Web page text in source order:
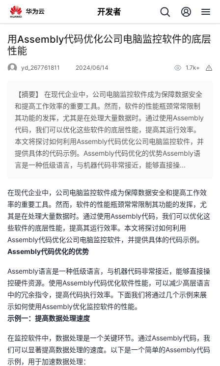
开发者
返
回
个
人
主
页
我
的
开
发
者
的
博
我
的
坛
我
圈
的
我
用Assembly代码优化公司电脑监控软件的底层
性能
yd_267761811 2024/06/14 1.7k+
【摘要】 在现代企业中，公司电脑监控软件成为保障数据安全
和提高工作效率的重要工具。然而，软件的性能瓶颈常常限制
其功能的发挥，尤其是在处理大量数据时。通过使用Assembly
代码，我们可以优化这些软件的底层性能，提高其运行效率。
本文将探讨如何利用Assembly代码优化公司电脑监控软件，并
提供具体的代码示例。Assembly代码优化的优势Assembly语
言是一种低级语言，与机器代码非常接近，能够直接操...
在现代企业中，公司电脑监控软件成为保障数据安全和提高工作效
率的重要工具。然而，软件的性能瓶颈常常限制其功能的发挥，尤
其是在处理大量数据时。通过使用Assembly代码，我们可以优化这
些软件的底层性能，提高其运行效率。本文将探讨如何利用
Assembly代码优化公司电脑监控软件，并提供具体的代码示例。
Assembly代码优化的优势
Assembly语言是一种低级语言，与机器代码非常接近，能够直接操
控硬件资源。使用Assembly代码优化软件性能，可以减少高层语言
中的冗余指令，提高代码执行效率。下面我们将通过几个示例来展
示如何使用Assembly优化监控软件的性能。
示例一：提高数据处理速度
在监控软件中，数据处理是一个关键环节。通过Assembly代码，我
们可以显著提高数据处理的速度。以下是一个简单的Assembly代码
示例，用于加速数据处理：